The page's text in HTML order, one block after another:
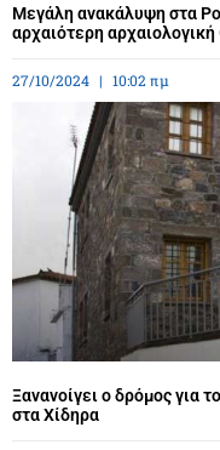
Μεγάλη ανακάλυψη στα
αρχαιότερη
27/10/2024 10:02 πμ
Ξανανοίγει ο δρόμος για
στα Χίδηρα